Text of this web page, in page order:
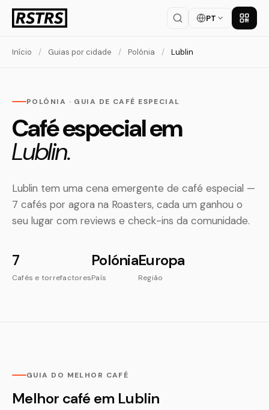
PT Baixar
Início / Guias por cidade / Polónia / Lublin
POLÓNIA · GUIA DE CAFÉ ESPECIAL
Café especial em
Lublin.
Lublin tem uma cena emergente de café especial —
7 cafés por agora na Roasters, cada um ganhou o
seu lugar com reviews e check-ins da comunidade.
7
Cafés e torrefactores
Polónia
País
Europa
Região
GUIA DO MELHOR CAFÉ
Melhor café em Lublin